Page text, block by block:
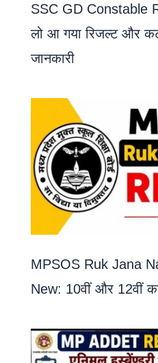
SSC GD Constable
लो आ गया रिजल्ट और
जानकारी
MPSOS Ruk Jana
New: 10वीं और 12वीं